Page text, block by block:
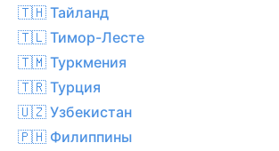
🇹🇭 Тайланд
🇹🇱 Тимор-Лесте
🇹🇲 Туркмения
🇹🇷 Турция
🇺🇿 Узбекистан
🇵🇭 Филиппины